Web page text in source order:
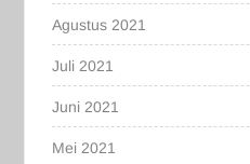
Agustus 2021
Juli 2021
Juni 2021
Mei 2021